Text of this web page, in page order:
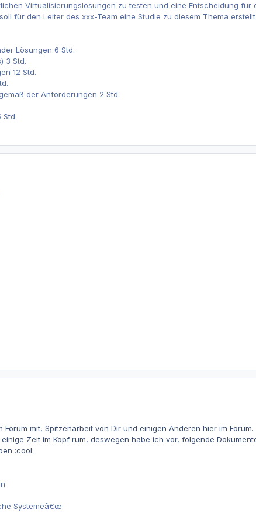
Virtualisierungslösungen zu testen und eine Entscheidung für
für den Leiter des xxx-Team eine Studie zu diesem Thema
Lösungen 6 Std.
3 Std.
12 Std.
der Anforderungen 2 Std.
Std.
mit, Spitzenarbeit von Dir und einigen Anderen hier im Forum.
Zeit im Kopf rum, deswegen habe ich vor, folgende
:cool:
Systemeâ€œ